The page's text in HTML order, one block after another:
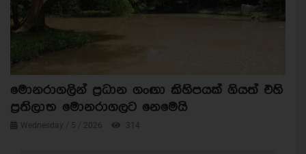
මොනරාගලින් ප්‍රධාන ගංඟා කිහිපයක් ගියත් එහි
ප්‍රතිලාභ මොනරාගලට නෙමෙයි
Wednesday / 5 / 2026 314